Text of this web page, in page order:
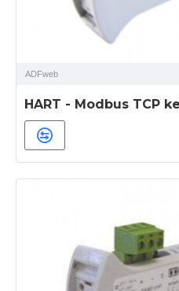
ADFweb
HART - Modbus TCP